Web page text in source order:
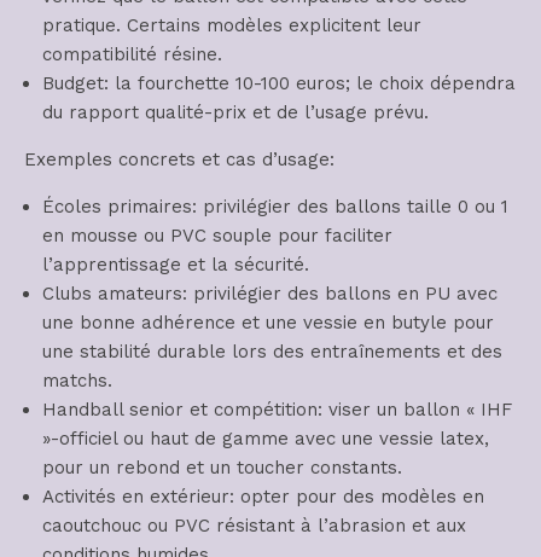
pratique. Certains modèles explicitent leur
compatibilité résine.
Budget: la fourchette 10-100 euros; le choix dépendra
du rapport qualité-prix et de l’usage prévu.
Exemples concrets et cas d’usage:
Écoles primaires: privilégier des ballons taille 0 ou 1
en mousse ou PVC souple pour faciliter
l’apprentissage et la sécurité.
Clubs amateurs: privilégier des ballons en PU avec
une bonne adhérence et une vessie en butyle pour
une stabilité durable lors des entraînements et des
matchs.
Handball senior et compétition: viser un ballon « IHF
»-officiel ou haut de gamme avec une vessie latex,
pour un rebond et un toucher constants.
Activités en extérieur: opter pour des modèles en
caoutchouc ou PVC résistant à l’abrasion et aux